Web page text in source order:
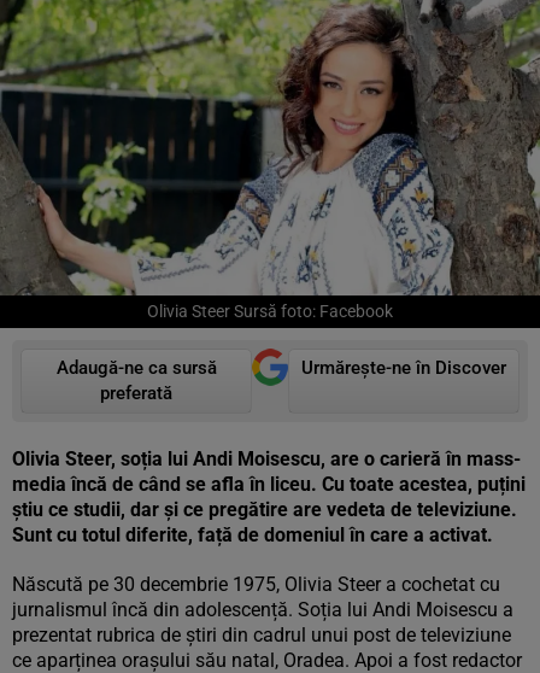
Olivia Steer Sursă foto: Facebook
Adaugă-ne ca sursă
preferată
Urmărește-ne în Discover
Olivia Steer, soția lui Andi Moisescu, are o carieră în mass-
media încă de când se afla în liceu. Cu toate acestea, puțini
știu ce studii, dar și ce pregătire are vedeta de televiziune.
Sunt cu totul diferite, față de domeniul în care a activat.
Născută pe 30 decembrie 1975, Olivia Steer a cochetat cu
jurnalismul încă din adolescență. Soția lui Andi Moisescu a
prezentat rubrica de știri din cadrul unui post de televiziune
ce aparținea orașului său natal, Oradea. Apoi a fost redactor